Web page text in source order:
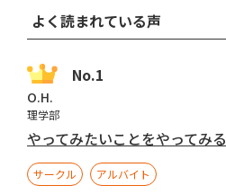
よく読まれている声
O.H.
理学部
やってみたいことをやってみる
サークル アルバイト